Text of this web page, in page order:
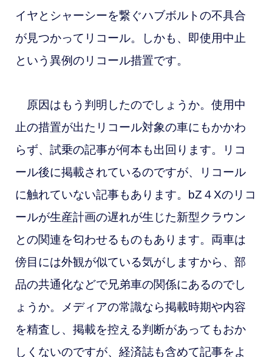
イヤとシャーシーを繋ぐハブボルトの不具合
が見つかってリコール。しかも、即使用中止
という異例のリコール措置です。
原因はもう判明したのでしょうか。使用中
止の措置が出たリコール対象の車にもかかわ
らず、試乗の記事が何本も出回ります。リコ
ール後に掲載されているのですが、リコール
に触れていない記事もあります。 bZ４Xのリコ
ールが生産計画の遅れが生じた新型クラウン
との関連を匂わせるものもあります。両車は
傍目には外観が似ている気がしますから、部
品の共通化などで兄弟車の関係にあるのでし
ょうか。メディアの常識なら掲載時期や内容
を精査し、掲載を控える判断があってもおか
しくないのですが、経済誌も含めて記事をよ